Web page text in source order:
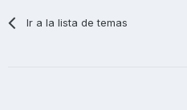
Ir a la lista de temas